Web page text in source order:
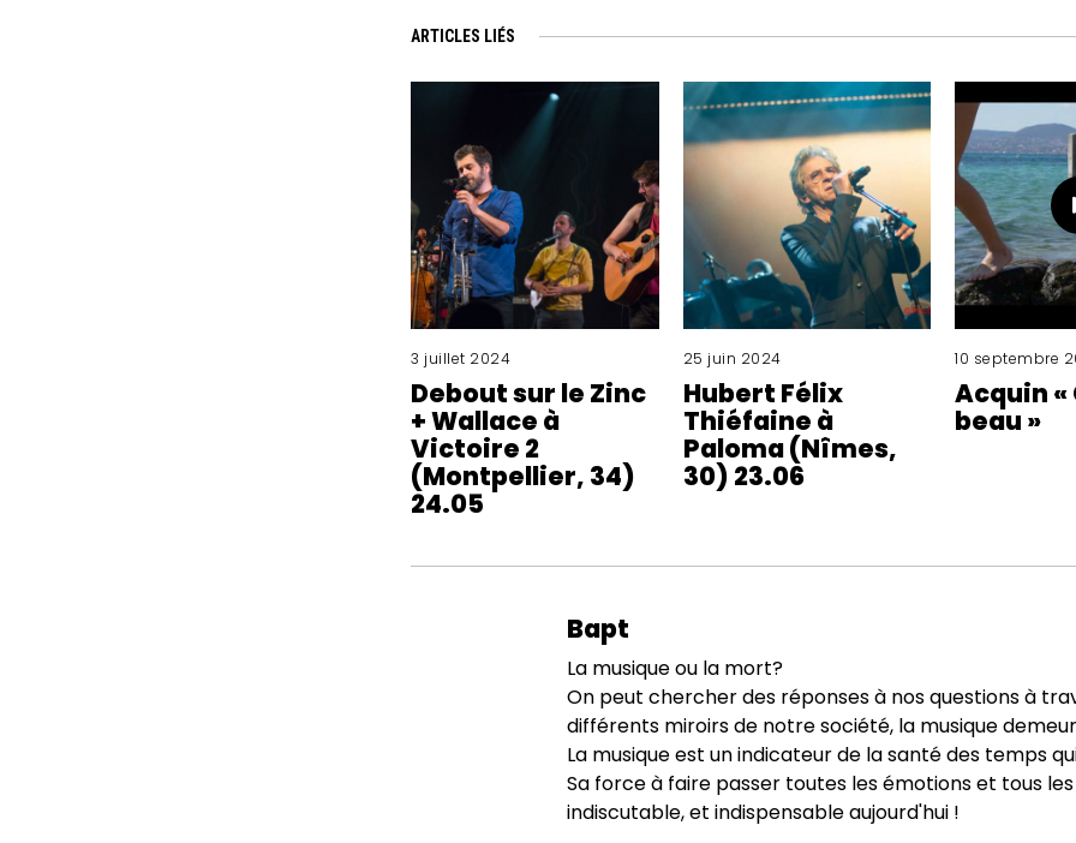
ARTICLES LIÉS
3 juillet 2024
Debout sur le Zinc
+ Wallace à
Victoire 2
(Montpellier, 34)
24.05
25 juin 2024
Hubert Félix
Thiéfaine à
Paloma (Nîmes,
30) 23.06
10 septembre
Acquin «
beau »
Bapt
La musique ou la mort?
On peut chercher des réponses à nos questions à
différents miroirs de notre société, la musique
La musique est un indicateur de la santé des temps
Sa force à faire passer toutes les émotions et tous
indiscutable, et indispensable aujourd'hui !